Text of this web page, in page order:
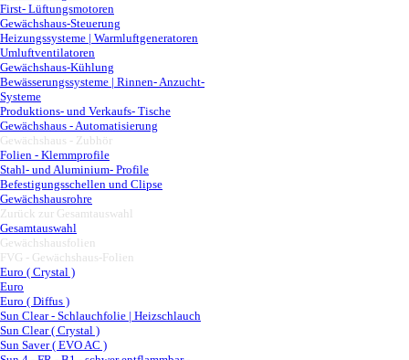
First- Lüftungsmotoren
Gewächshaus-Steuerung
Heizungssysteme | Warmluftgeneratoren
Umluftventilatoren
Gewächshaus-Kühlung
Bewässerungssysteme | Rinnen- Anzucht-
Systeme
Produktions- und Verkaufs- Tische
Gewächshaus - Automatisierung
Gewächshaus - Zubhör
Folien - Klemmprofile
Stahl- und Aluminium- Profile
Befestigungsschellen und Clipse
Gewächshausrohre
Zurück zur Gesamtauswahl
Gesamtauswahl
Gewächshausfolien
FVG - Gewächshaus-Folien
Euro ( Crystal )
Euro
Euro ( Diffus )
Sun Clear - Schlauchfolie | Heizschlauch
Sun Clear ( Crystal )
Sun Saver ( EVO AC )